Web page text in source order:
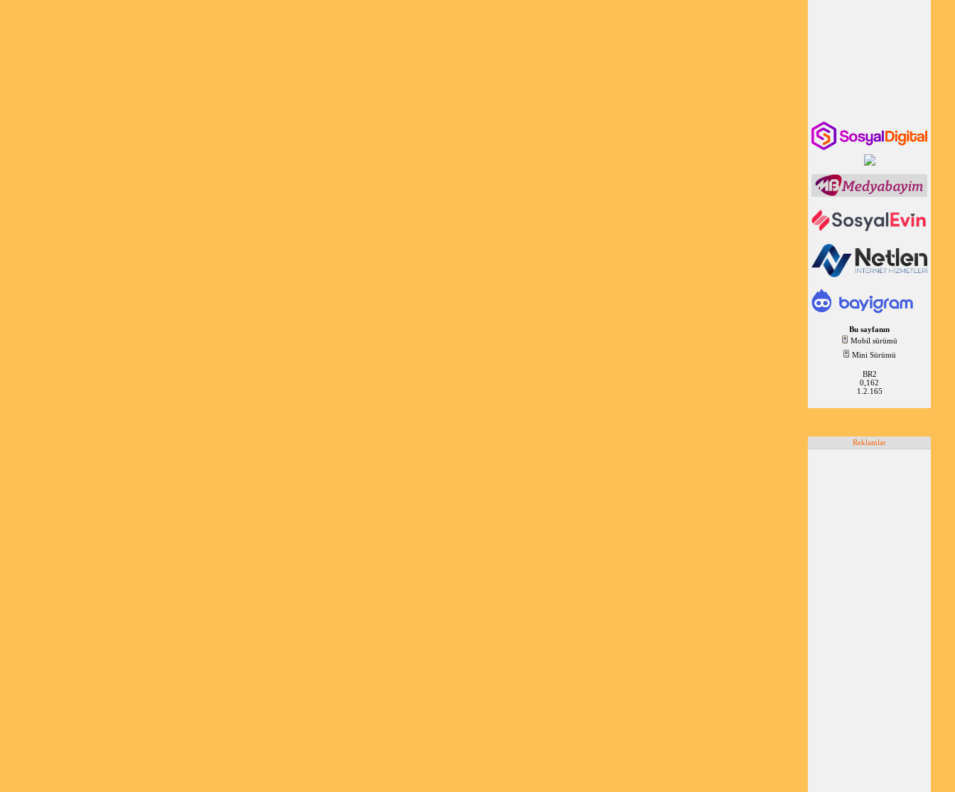
Bu sayfanın
Mobil sürümü
Mini Sürümü
BR2
0,162
1.2.165
Reklamlar